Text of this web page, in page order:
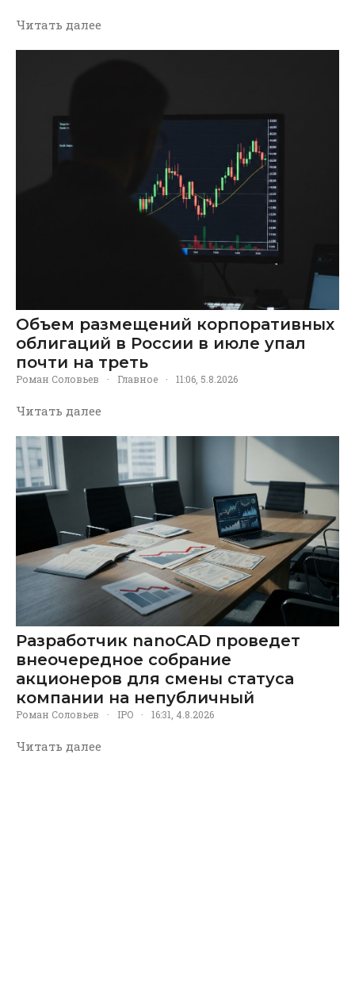
Читать далее
Объем размещений корпоративных
облигаций в России в июле упал
почти на треть
Роман Соловьев · Главное · 11:06, 5.8.2026
Читать далее
Разработчик nanoCAD проведет
внеочередное собрание
акционеров для смены статуса
компании на непубличный
Роман Соловьев · IPO · 16:31, 4.8.2026
Читать далее